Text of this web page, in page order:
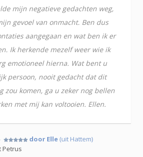
mijn negatieve gedachten weg,
gevoel van onmacht. Ben dus
aangegaan en wat ben ik er
Ik herkende mezelf weer wie ik
emotioneel hierna. Wat bent u
persoon, nooit gedacht dat dit
zou komen, ga u zeker nog bellen
met mij kan voltooien. Ellen.
door Elle (uit Hattem)
Petrus